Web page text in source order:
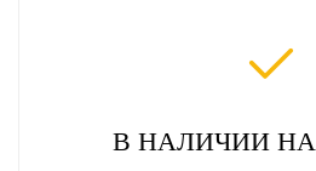
В НАЛИЧИИ